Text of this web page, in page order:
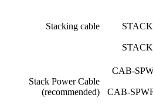
Stacking cable
CAB-
CAB-
Stack Power Cable
(recommended)